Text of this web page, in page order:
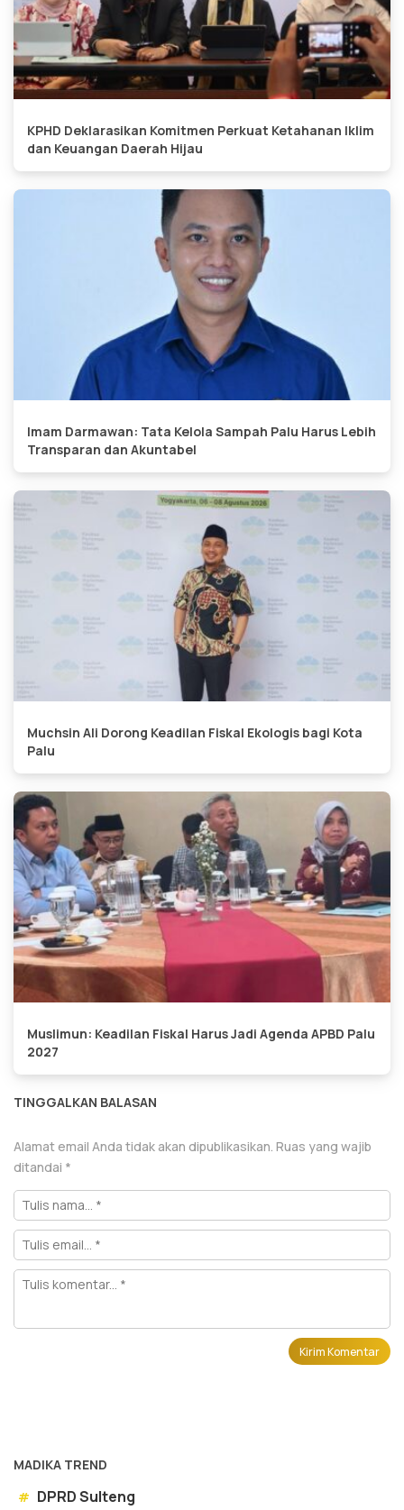
KPHD Deklarasikan Komitmen Perkuat Ketahanan Iklim
dan Keuangan Daerah Hijau
Imam Darmawan: Tata Kelola Sampah Palu Harus Lebih
Transparan dan Akuntabel
Muchsin Ali Dorong Keadilan Fiskal Ekologis bagi Kota
Palu
Muslimun: Keadilan Fiskal Harus Jadi Agenda APBD Palu
2027
TINGGALKAN BALASAN
Alamat email Anda tidak akan dipublikasikan. Ruas yang wajib
ditandai *
MADIKA TREND
# DPRD Sulteng